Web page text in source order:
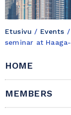
Etusivu / Events /
seminar at
HOME
MEMBERS